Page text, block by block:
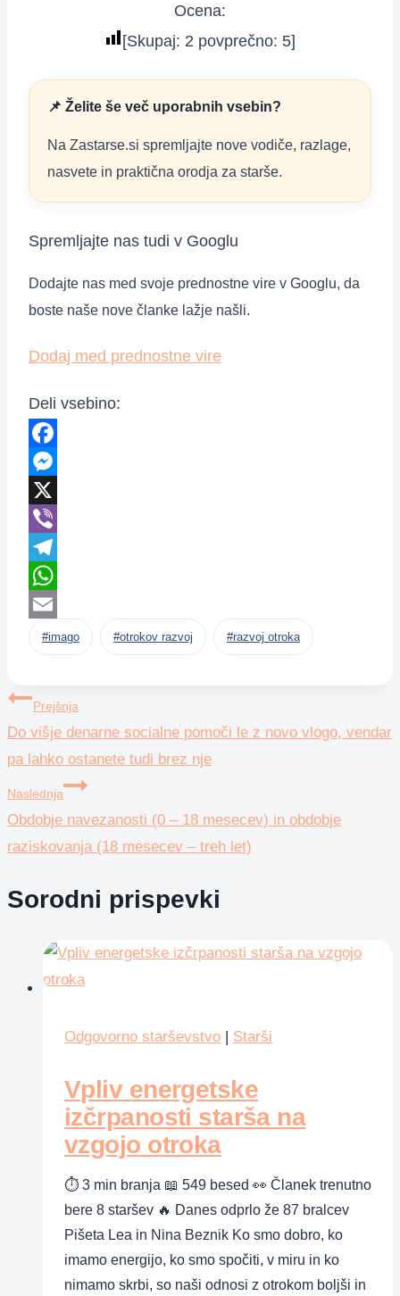
Ocena:
[Skupaj: 2 povprečno: 5]
📌 Želite še več uporabnih vsebin?
Na Zastarse.si spremljajte nove vodiče, razlage,
nasvete in praktična orodja za starše.
Spremljajte nas tudi v Googlu
Dodajte nas med svoje prednostne vire v Googlu, da
boste naše nove članke lažje našli.
Dodaj med prednostne vire
Deli vsebino:
Facebook
Messenger
X
Viber
Telegram
WhatsApp
Email
Post
Tags:
#imago #otrokov razvoj #razvoj otroka
Navigacija
prispevka
Prejšnja
Do višje denarne socialne pomoči le z novo vlogo, vendar
pa lahko ostanete tudi brez nje
Naslednja
Obdobje navezanosti (0 – 18 mesecev) in obdobje
raziskovanja (18 mesecev – treh let)
Sorodni prispevki
Odgovorno starševstvo | Starši
Vpliv energetske
izčrpanosti starša na
vzgojo otroka
⏱ 3 min branja 📖 549 besed 👀 Članek trenutno
bere 8 staršev 🔥 Danes odprlo že 87 bralcev
Pišeta Lea in Nina Beznik Ko smo dobro, ko
imamo energijo, ko smo spočiti, v miru in ko
nimamo skrbi, so naši odnosi z otrokom boljši in